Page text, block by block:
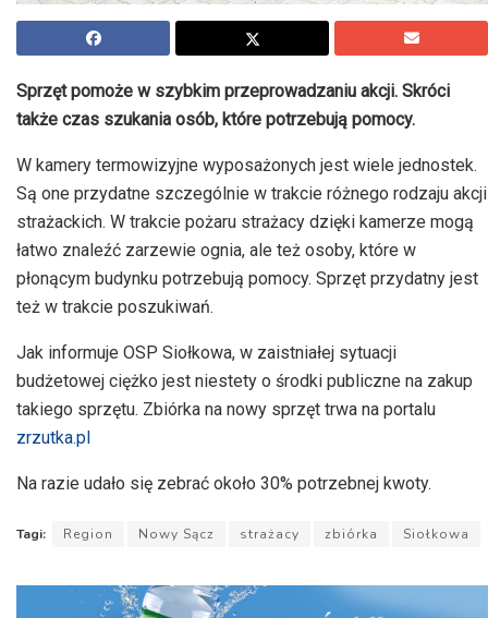
Sprzęt pomoże w szybkim przeprowadzaniu akcji. Skróci
także czas szukania osób, które potrzebują pomocy.
W kamery termowizyjne wyposażonych jest wiele jednostek.
Są one przydatne szczególnie w trakcie różnego rodzaju akcji
strażackich. W trakcie pożaru strażacy dzięki kamerze mogą
łatwo znaleźć zarzewie ognia, ale też osoby, które w
płonącym budynku potrzebują pomocy. Sprzęt przydatny jest
też w trakcie poszukiwań.
Jak informuje OSP Siołkowa, w zaistniałej sytuacji
budżetowej ciężko jest niestety o środki publiczne na zakup
takiego sprzętu. Zbiórka na nowy sprzęt trwa na portalu
zrzutka.pl
Na razie udało się zebrać około 30% potrzebnej kwoty.
Tagi: Region Nowy Sącz strażacy zbiórka Siołkowa